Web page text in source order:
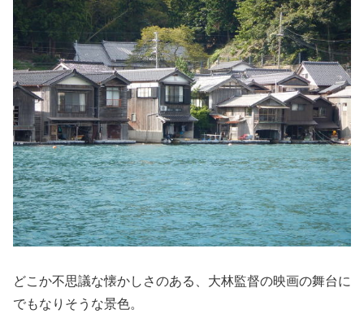
どこか不思議な懐かしさのある、大林監督の映画の舞台に
でもなりそうな景色。